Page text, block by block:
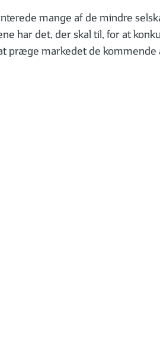
mange af de mindre
har det, der skal til, for at
præge markedet de kommende